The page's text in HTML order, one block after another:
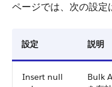
ページでは、次の設定
設定 説明
Insert null
Bulk